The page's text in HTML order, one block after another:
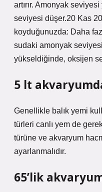
artırır. Amonyak
seviyesi düşer.20 Kas
koyduğunuzda: Daha
sudaki amonyak
yükseldiğinde, oksijen
5 lt
Genellikle balık yemi
türleri canlı yem de
türüne ve akvaryum
ayarlanmalıdır.
65’lik